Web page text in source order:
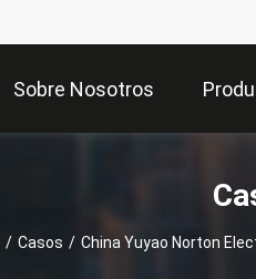
Sobre Nosotros
/ Casos / China Yuyao Norton